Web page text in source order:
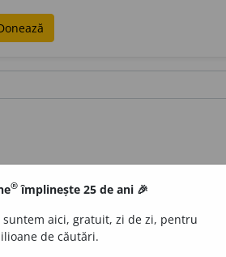
® împlinește 25 de ani 🎉
suntem aici, gratuit, zi de zi, pentru
de căutări.